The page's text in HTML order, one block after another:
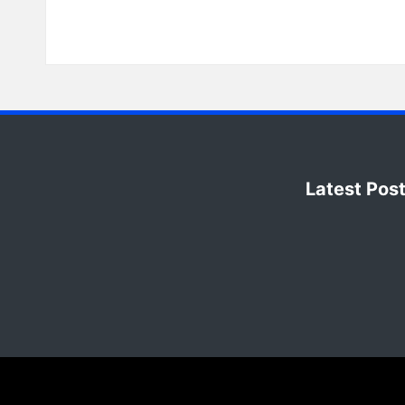
Latest Post